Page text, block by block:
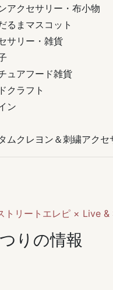
アクセサリー・布小物
るまマスコット
サリー・雑貨
ュアフード雑貨
クラフト
ン
ムクレヨン＆刺繍アクセ
トリートエレピ × Live &
りの情報